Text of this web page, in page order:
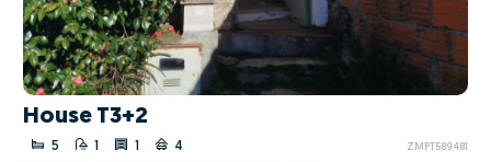
House T3+2
5 1 1 4 ZMPT589481